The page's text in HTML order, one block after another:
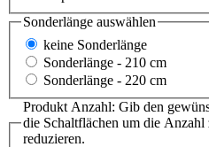
Sonderlänge auswählen
keine Sonderlänge
Sonderlänge - 210 cm
Sonderlänge - 220 cm
Produkt Anzahl: Gib den
die Schaltflächen um die Anzahl
reduzieren.